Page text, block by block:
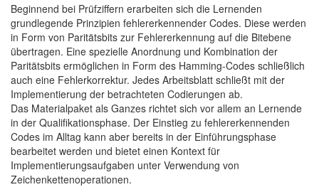
Beginnend bei Prüfziffern erarbeiten sich die Lernenden
grundlegende Prinzipien fehlererkennender Codes. Diese werden
in Form von Paritätsbits zur Fehlererkennung auf die Bitebene
übertragen. Eine spezielle Anordnung und Kombination der
Paritätsbits ermöglichen in Form des Hamming-Codes schließlich
auch eine Fehlerkorrektur. Jedes Arbeitsblatt schließt mit der
Implementierung der betrachteten Codierungen ab.
Das Materialpaket als Ganzes richtet sich vor allem an Lernende
in der Qualifikationsphase. Der Einstieg zu fehlererkennenden
Codes im Alltag kann aber bereits in der Einführungsphase
bearbeitet werden und bietet einen Kontext für
Implementierungsaufgaben unter Verwendung von
Zeichenkettenoperationen.